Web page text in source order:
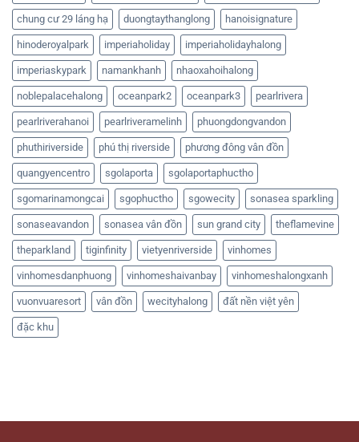
chung cư 29 láng hạ duongtaythanglong hanoisignature
hinoderoyalpark imperiaholiday imperiaholidayhalong
imperiaskypark namankhanh nhaoxahoihalong
noblepalacehalong oceanpark2 oceanpark3 pearlrivera
pearlriverahanoi pearlriveramelinh phuongdongvandon
phuthiriverside phú thị riverside phương đông vân đồn
quangyencentro sgolaporta sgolaportaphuctho
sgomarinamongcai sgophuctho sgowecity sonasea sparkling
sonaseavandon sonasea vân đồn sun grand city theflamevine
theparkland tiginfinity vietyenriverside vinhomes
vinhomesdanphuong vinhomeshaivanbay vinhomeshalongxanh
vuonvuaresort vân đồn wecityhalong đất nền việt yên
đặc khu